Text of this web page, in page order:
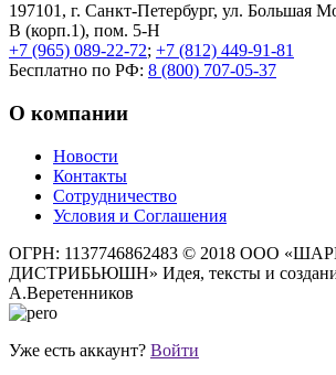
197101, г. Санкт-Петербург, ул. Большая
В (корп.1), пом. 5-Н
+7 (965) 089-22-72; +7 (812) 449-91-81
Бесплатно по РФ: 8 (800) 707-05-37
О компании
Новости
Контакты
Сотрудничество
Условия и Соглашения
ОГРН: 1137746862483 © 2018 ООО
ДИСТРИБЬЮШН» Идея, тексты и
А.Веретенников
Уже есть аккаунт? Войти